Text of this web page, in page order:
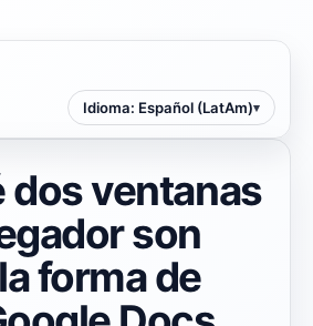
Idioma: Español (LatAm)
dos ventanas
son
forma de